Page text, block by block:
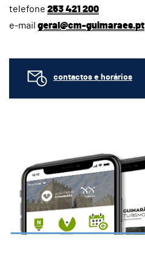
telefone 253 421 200
e-mail geral@cm-guimaraes.pt
contactos e horários